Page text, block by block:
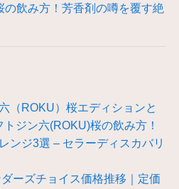
飲み方！芳香剤の噂を覆す絶
（ROKU）桜エディションと
トジン六(ROKU)桜の飲み方！
ンジ3選 – セラーディスカバリ
ーズチョイス価格推移｜定価